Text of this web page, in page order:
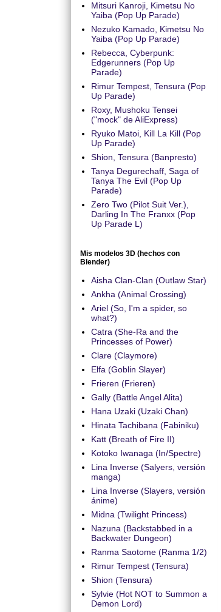
Mitsuri Kanroji, Kimetsu No
Yaiba (Pop Up Parade)
Nezuko Kamado, Kimetsu No
Yaiba (Pop Up Parade)
Rebecca, Cyberpunk:
Edgerunners (Pop Up
Parade)
Rimur Tempest, Tensura (Pop
Up Parade)
Roxy, Mushoku Tensei
("mock" de AliExpress)
Ryuko Matoi, Kill La Kill (Pop
Up Parade)
Shion, Tensura (Banpresto)
Tanya Degurechaff, Saga of
Tanya The Evil (Pop Up
Parade)
Zero Two (Pilot Suit Ver.),
Darling In The Franxx (Pop
Up Parade L)
Mis modelos 3D (hechos con
Blender)
Aisha Clan-Clan (Outlaw Star)
Ankha (Animal Crossing)
Ariel (So, I'm a spider, so
what?)
Catra (She-Ra and the
Princesses of Power)
Clare (Claymore)
Elfa (Goblin Slayer)
Frieren (Frieren)
Gally (Battle Angel Alita)
Hana Uzaki (Uzaki Chan)
Hinata Tachibana (Fabiniku)
Katt (Breath of Fire II)
Kotoko Iwanaga (In/Spectre)
Lina Inverse (Salyers, versión
manga)
Lina Inverse (Slayers, versión
ánime)
Midna (Twilight Princess)
Nazuna (Backstabbed in a
Backwater Dungeon)
Ranma Saotome (Ranma 1/2)
Rimur Tempest (Tensura)
Shion (Tensura)
Sylvie (Hot NOT to Summon a
Demon Lord)